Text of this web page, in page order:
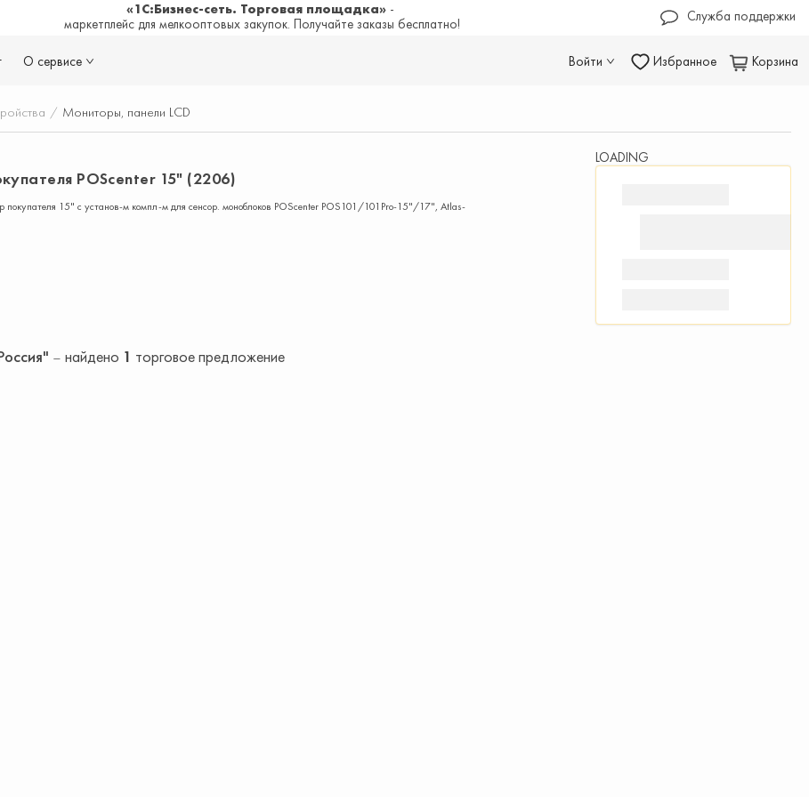
«1С:Бизнес-сеть. Торговая площадка» -
маркетплейс для мелкооптовых закупок. Получайте заказы бесплатно!
Служба поддержки
О сервисе Войти Избранное Корзина
/ Мониторы, панели LCD
POScenter 15" (2206)
покупателя 15" с установ-м компл-м для сенсор. моноблоков POScenter POS101/101Pro-15"/17", Atlas-
найдено 1 торговое предложение
LOADING